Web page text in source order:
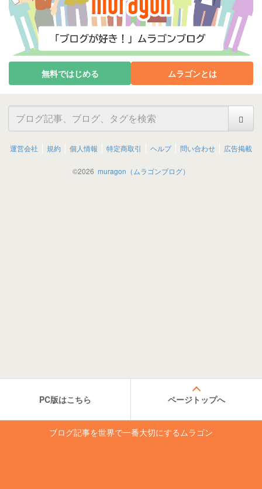
無料ではじめる ムラゴンとは
運営会社 規約 個人情報 特定商取引 ヘルプ 問い合わせ 広告掲載
©2026 muragon（ムラゴンブログ）
PC版はこちら ページトップへ
ブログ記事を世界で一番大切にするムラゴン